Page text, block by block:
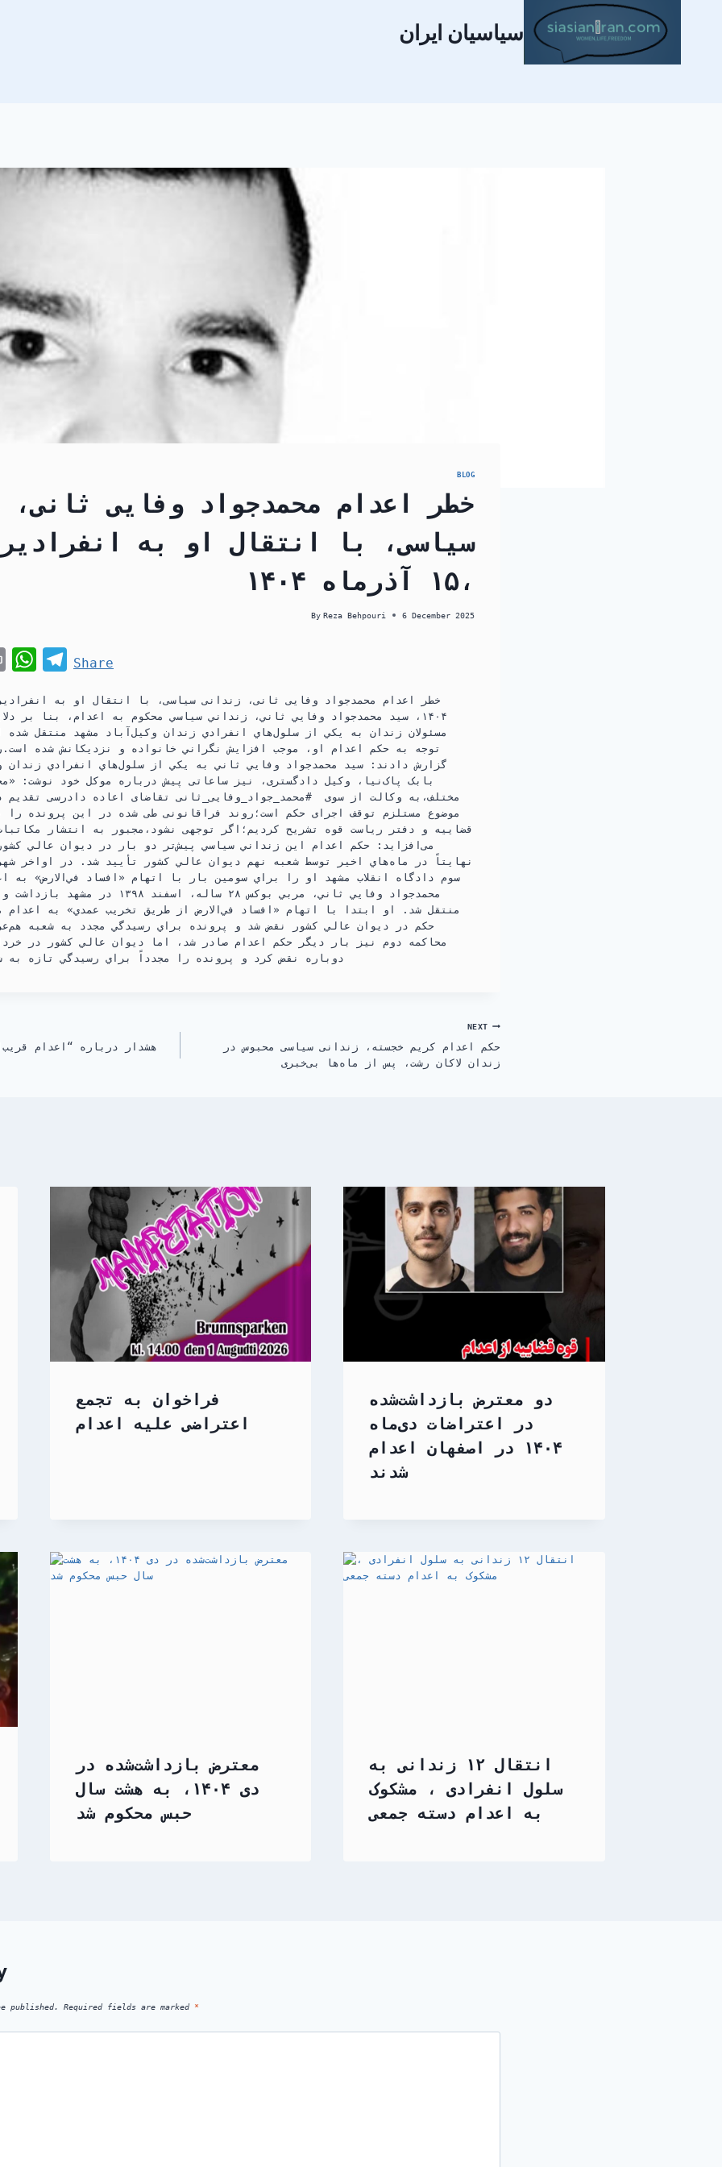
سیاسیان ایران
BLOG
خطر اعدام محمدجواد وفایی ثانی،
سیاسی، با انتقال او به
۱۵ آذرماه ۱۴۰۴،
By Reza Behpouri 6 December 2025
i
n
t
a
t
s
A
p
p
T
l
e
g
r
a
m
Share
۱۴۰۴، سيد محمدجواد وفايي ثاني، زنداني سياسي محكوم به اعدام، بنا بر
مسئولان زندان به يكي از سلول‌هاي انفرادي زندان وكيل‌آباد مشهد منتقل
توجه به حكم اعدام او، موجب افزايش نگراني خانواده و نزديكانش شده
گزارش دادند: سيد محمدجواد وفايي ثاني به يكي از سلول‌هاي انفرادي زندان
بابک پاک‌نیا، وکیل دادگستری، نیز ساعاتی پیش درباره موکل خود نوشت:
مختلف،به وکالت از سوی ⁧ #محمد_جواد_وفایی_ثانی⁩ تقاضای
موضوع مستلزم توقف اجرای حکم است؛روند فراقانونی طی شده در این پرونده را
قضاییه و دفتر ریاست قوه تشریح کردیم؛اگر توجهی نشود،مجبور به انتشار
می‌افزاید: حكم اعدام اين زنداني سياسي پيش‌تر دو بار در ديوان عالي
سوم دادگاه انقلاب مشهد او را براي سومين بار با اتهام «افساد في‌الارض» به
محمدجواد وفايي ثاني، مربي بوكس ۲۸ ساله،
منتقل شد. او ابتدا با اتهام «افساد في‌الارض از طريق تخريب عمدي» به
حكم در ديوان عالي كشور نقض شد و پرونده براي رسيدگي مجدد به شعبه
دوباره نقض كرد و پرونده را مجدداً براي رسيدگي تازه به
هشدار درباره “اعدام
NEXT
حکم اعدام کریم خجسته، زندانی سیاسی محبوس در
زندان لاکان رشت، پس از ماه‌ها بی‌خبری
فراخوان به تجمع
اعتراضی علیه اعدام
دو معترض بازداشت‌شده
در اعتراضات دی‌ماه
۱۴۰۴ در اصفهان اعدام
شدند
معترض بازداشت‌شده در
دی ۱۴۰۴، به هشت سال
حبس محکوم شد
انتقال ۱۲ زندانی به
سلول انفرادی ، مشکوک
به اعدام دسته جمعی
published. Required fields are marked *